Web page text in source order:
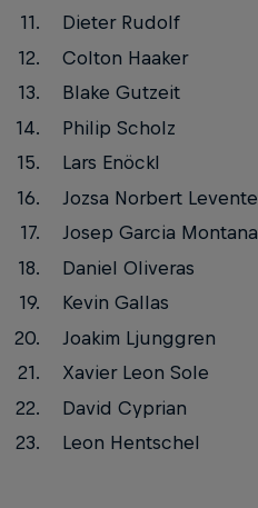
Dieter Rudolf
Colton Haaker
Blake Gutzeit
Philip Scholz
Lars Enöckl
Jozsa Norbert Levente
Josep Garcia Montana
Daniel Oliveras
Kevin Gallas
Joakim Ljunggren
Xavier Leon Sole
David Cyprian
Leon Hentschel